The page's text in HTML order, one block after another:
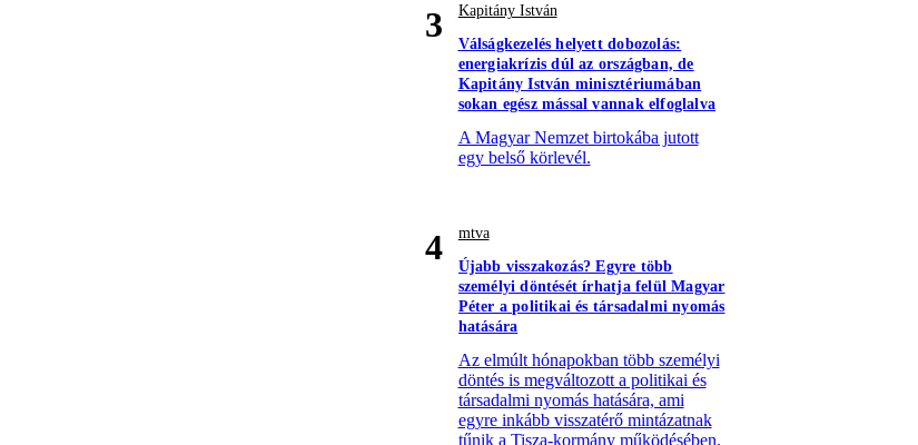
3
Kapitány István
Válságkezelés helyett dobozolás:
energiakrízis dúl az országban, de
Kapitány István minisztériumában
sokan egész mással vannak elfoglalva
A Magyar Nemzet birtokába jutott
egy belső körlevél.
4
mtva
Újabb visszakozás? Egyre több
személyi döntését írhatja felül Magyar
Péter a politikai és társadalmi nyomás
hatására
Az elmúlt hónapokban több személyi
döntés is megváltozott a politikai és
társadalmi nyomás hatására, ami
egyre inkább visszatérő mintázatnak
tűnik a Tisza-kormány működésében.